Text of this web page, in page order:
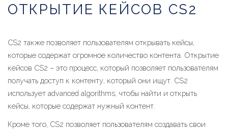
ОТКРЫТИЕ КЕЙСОВ CS2
CS2 также позволяет пользователям открывать кейсы,
которые содержат огромное количество контента. Открытие
кейсов CS2 – это процесс, который позволяет пользователям
получать доступ к контенту, который они ищут. CS2
использует advanced algorithms, чтобы найти и открыть
кейсы, которые содержат нужный контент.
Кроме того, CS2 позволяет пользователям создавать свои